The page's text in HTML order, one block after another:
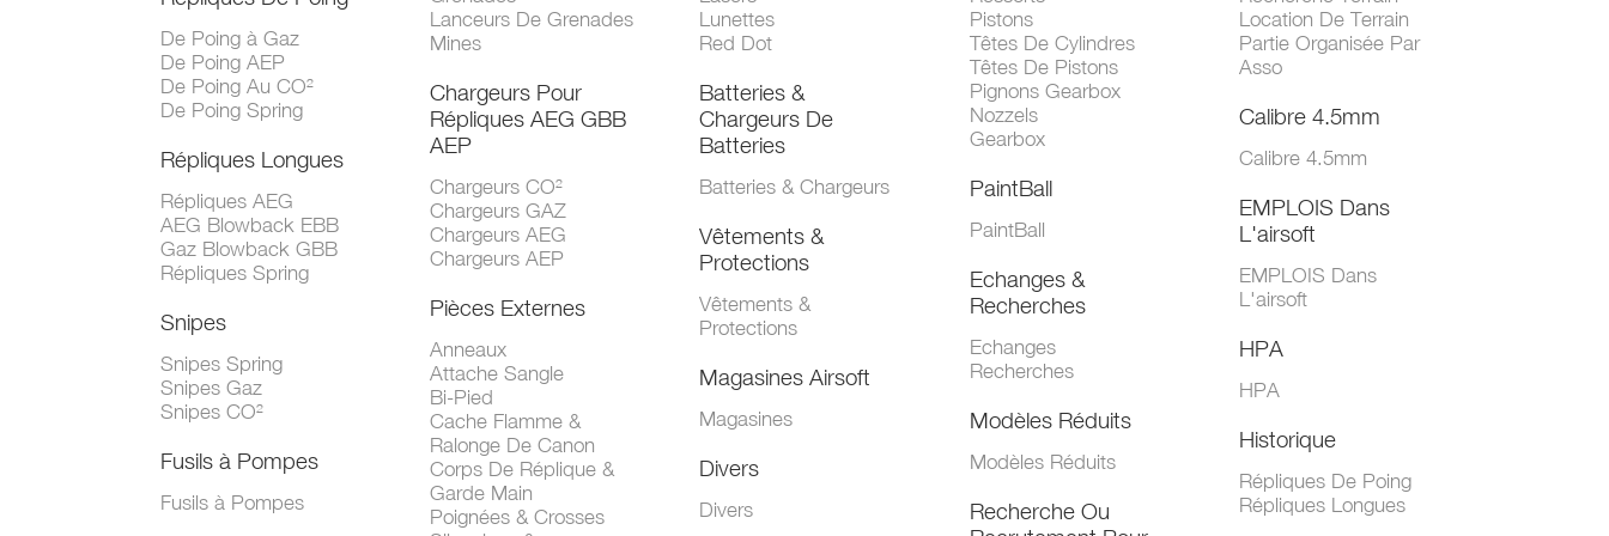
De Poing à Gaz
De Poing AEP
De Poing Au CO²
De Poing Spring
Répliques Longues
Répliques AEG
AEG Blowback EBB
Gaz Blowback GBB
Répliques Spring
Snipes
Snipes Spring
Snipes Gaz
Snipes CO²
Fusils à Pompes
Fusils à Pompes
Lanceurs De Grenades
Mines
Chargeurs Pour
Répliques AEG GBB
AEP
Chargeurs CO²
Chargeurs GAZ
Chargeurs AEG
Chargeurs AEP
Pièces Externes
Anneaux
Attache Sangle
Bi-Pied
Cache Flamme &
Ralonge De Canon
Corps De Réplique &
Garde Main
Poignées & Crosses
Lunettes
Red Dot
Batteries &
Chargeurs De
Batteries
Batteries & Chargeurs
Vêtements &
Protections
Vêtements &
Protections
Magasines Airsoft
Magasines
Divers
Divers
Pistons
Têtes De Cylindres
Têtes De Pistons
Pignons Gearbox
Nozzels
Gearbox
PaintBall
PaintBall
Echanges &
Recherches
Echanges
Recherches
Modèles Réduits
Modèles Réduits
Recherche Ou
Location De Terrain
Partie Organisée Par
Asso
Calibre 4.5mm
Calibre 4.5mm
EMPLOIS Dans
L'airsoft
EMPLOIS Dans
L'airsoft
HPA
HPA
Historique
Répliques De Poing
Répliques Longues